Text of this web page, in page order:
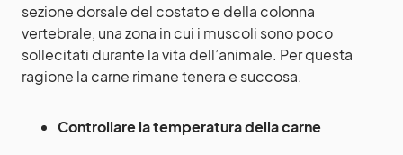
sezione dorsale del costato e della colonna
vertebrale, una zona in cui i muscoli sono poco
sollecitati durante la vita dell’animale. Per questa
ragione la carne rimane tenera e succosa.
Controllare la temperatura della carne